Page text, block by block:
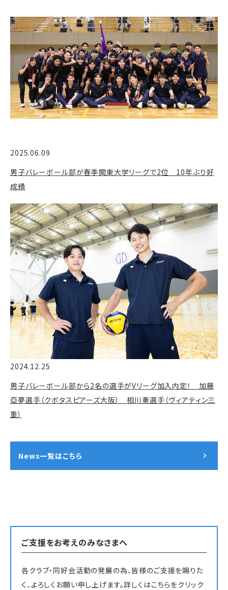
2025.06.09
男子バレーボール部が春季関東大学リーグで2位 10年ぶり好
成績
2024.12.25
男子バレーボール部から2名の選手がVリーグ加入内定！ 加藤
亞夢選手（クボタスピアーズ大阪） 相川奏選手（ヴィアティン三
重）
News一覧はこちら
ご支援をお考えのみなさまへ
各クラブ・同好会活動の発展の為、皆様のご支援を賜りた
く、よろしくお願い申し上げます。詳しくはこちらをクリック